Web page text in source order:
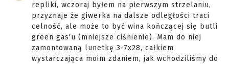
repliki, wczoraj byłem na pierwszym strzelaniu,
przyznaje że giwerka na dalsze odległości traci
celność, ale może to być wina kończącej się butli
green gas'u (mniejsze ciśnienie). Mam do niej
zamontowaną lunetkę 3-7x28, całkiem
wystarczająca moim zdaniem, jak wchodziliśmy do